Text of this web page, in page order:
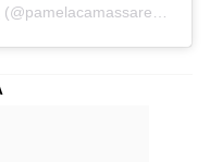
(@pamelacamassareal) on